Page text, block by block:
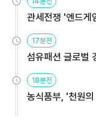
관세전쟁 '엔드게
용해야
17분전
섬유패션 글로벌
원
18분전
농식품부, '천원